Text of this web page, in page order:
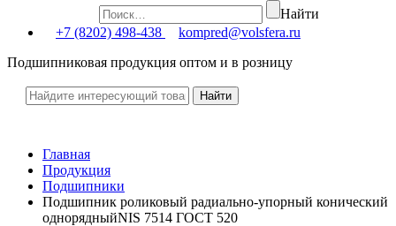
Найти
+7 (8202) 498-438
kompred@volsfera.ru
Подшипниковая продукция оптом и в розницу
Главная
Продукция
Подшипники
Подшипник роликовый радиально-упорный конический
однорядныйNIS 7514 ГОСТ 520